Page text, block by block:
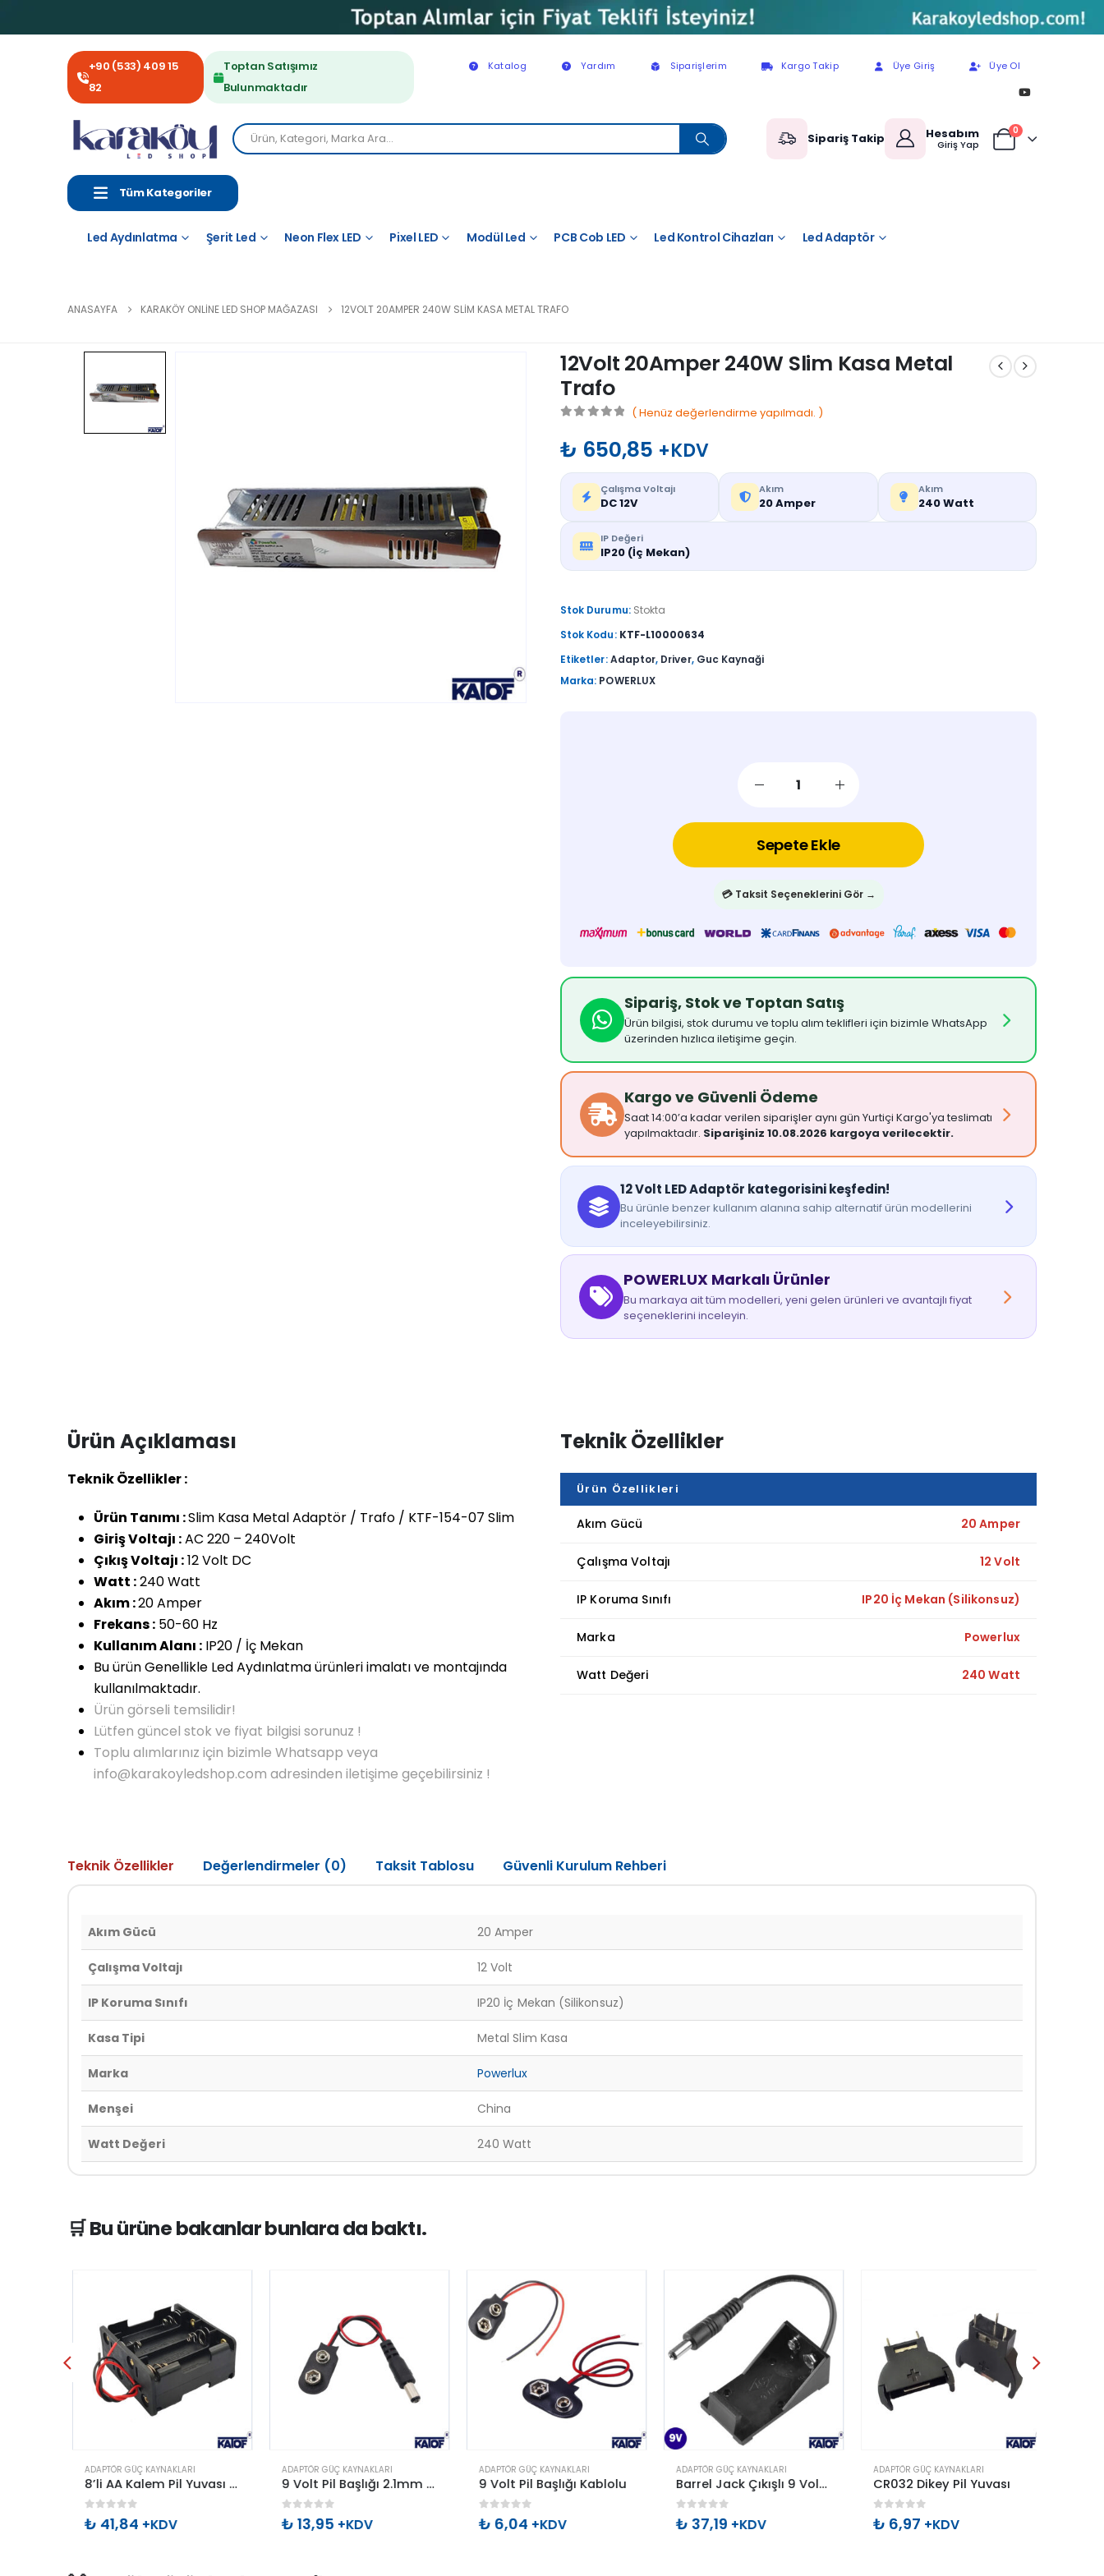
+90 (533) 409 15
82
Toptan Satışımız
Bulunmaktadır
Katalog Yardım Siparişlerim Kargo Takip Üye Giriş Üye Ol
Sipariş Takip Hesabım
Giriş Yap
0
Tüm Kategoriler
Led Aydınlatma Şerit Led Neon Flex LED Pixel LED Modül Led PCB Cob LED Led Kontrol Cihazları Led Adaptör
ANASAYFA KARAKÖY ONLINE LED SHOP MAĞAZASI 12VOLT 20AMPER 240W SLIM KASA METAL TRAFO
12Volt 20Amper 240W Slim Kasa Metal
Trafo
( Henüz değerlendirme yapılmadı. )
₺ 650,85 +KDV
Çalışma Voltajı
DC 12V
Akım
20 Amper
Akım
240 Watt
IP Değeri
IP20 (İç Mekan)
Stok Durumu: Stokta
Stok Kodu: KTF-L10000634
Etiketler:Adaptor, Driver, Guc Kaynaği
Marka: POWERLUX
Sepete Ekle
💳 Taksit Seçeneklerini Gör →
Sipariş, Stok ve Toptan Satış
Ürün bilgisi, stok durumu ve toplu alım teklifleri için bizimle WhatsApp
üzerinden hızlıca iletişime geçin.
Kargo ve Güvenli Ödeme
Saat 14:00’a kadar verilen siparişler aynı gün Yurtiçi Kargo'ya teslimatı
yapılmaktadır. Siparişiniz 10.08.2026 kargoya verilecektir.
12 Volt LED Adaptör kategorisini keşfedin!
Bu ürünle benzer kullanım alanına sahip alternatif ürün modellerini
inceleyebilirsiniz.
POWERLUX Markalı Ürünler
Bu markaya ait tüm modelleri, yeni gelen ürünleri ve avantajlı fiyat
seçeneklerini inceleyin.
Ürün Açıklaması
Teknik Özellikler :
Ürün Tanımı :Slim Kasa Metal Adaptör / Trafo / KTF-154-07 Slim
Giriş Voltajı :AC 220 – 240Volt
Çıkış Voltajı :12 Volt DC
Watt :240 Watt
Akım :20 Amper
Frekans : 50-60 Hz
Kullanım Alanı : IP20 / İç Mekan
Bu ürün Genellikle Led Aydınlatma ürünleri imalatı ve montajında
kullanılmaktadır.
Ürün görseli temsilidir!
Lütfen güncel stok ve fiyat bilgisi sorunuz !
Toplu alımlarınız için bizimle Whatsapp veya
info@karakoyledshop.com adresinden iletişime geçebilirsiniz !
Teknik Özellikler
Ürün Özellikleri
Akım Gücü 20 Amper
Çalışma Voltajı 12 Volt
IP Koruma Sınıfı IP20 İç Mekan (Silikonsuz)
Marka Powerlux
Watt Değeri 240 Watt
Teknik Özellikler Değerlendirmeler (0) Taksit Tablosu Güvenli Kurulum Rehberi
Akım Gücü 20 Amper
Çalışma Voltajı 12 Volt
IP Koruma Sınıfı IP20 İç Mekan (Silikonsuz)
Kasa Tipi Metal Slim Kasa
Marka Powerlux
Menşei China
Watt Değeri 240 Watt
🛒 Bu ürüne bakanlar bunlara da baktı.
ADAPTÖR GÜÇ KAYNAKLARI
8’li AA Kalem Pil Yuvası Çift Taraflı
0out of 5
₺41,84+KDV
ADAPTÖR GÜÇ KAYNAKLARI
9 Volt Pil Başlığı 2.1mm Jacklı
0out of 5
₺13,95+KDV
ADAPTÖR GÜÇ KAYNAKLARI
9 Volt Pil Başlığı Kablolu
0out of 5
₺6,04+KDV
ADAPTÖR GÜÇ KAYNAKLARI
Barrel Jack Çıkışlı 9 Volt Pil Yuvası
0out of 5
₺37,19+KDV
ADAPTÖR GÜÇ KAYNAKLARI
CR032 Dikey Pil Yuvası
0out of 5
₺6,97+KDV